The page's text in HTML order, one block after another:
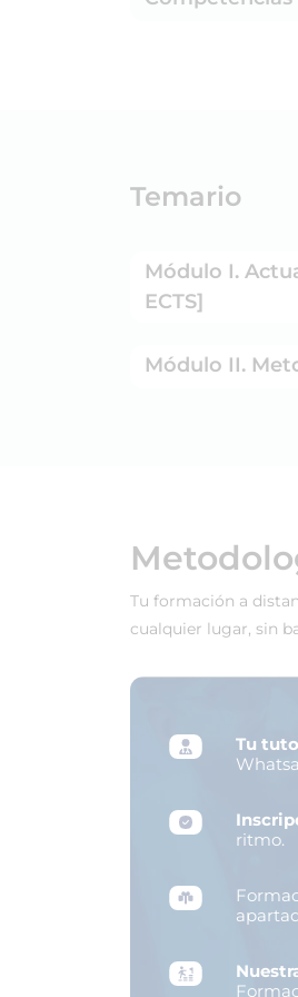
Temario
Módulo I.
ECTS]
Módulo II.
Tu formación a
cualquier lugar, sin
Tu
ritmo.